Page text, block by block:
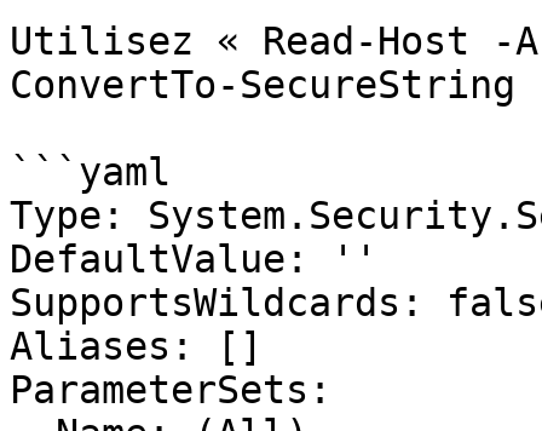
Utilisez « Read-Host -
ConvertTo-SecureString
```yaml
Type:
DefaultValue: ''
SupportsWildcards:
Aliases: []
ParameterSets: